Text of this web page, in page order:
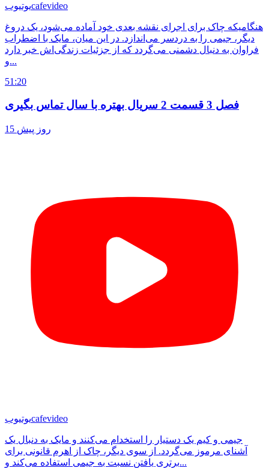
یوتیوبcafevideo
هنگامیکه چاک برای اجرای نقشه بعدی خود آماده می‌شود، یک دروغ
دیگر، جیمی را به دردسر می‌اندازد. در این میان، مایک با اضطراب
فراوان به دنبال دشمنی می‌گردد که از جزئیات زندگی‌اش خبر دارد
و...
51:20
فصل 3 قسمت 2 سریال بهتره با سال تماس بگیری
15 روز پیش
یوتیوبcafevideo
جیمی و کیم یک دستیار را استخدام می‌کنند و مایک به دنبال یک
آشنای مرموز می‌گردد. از سوی دیگر، چاک از اهرم قانونی برای
برتری یافتن نسبت به جیمی استفاده می‌کند و...